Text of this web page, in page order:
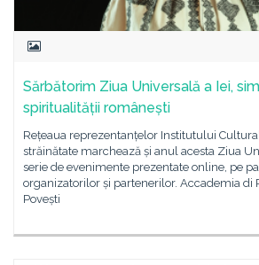
Sărbătorim Ziua Universală a Iei,
spiritualității românești
Rețeaua reprezentanțelor Institutului
străinătate marchează și anul acesta Ziua
serie de evenimente prezentate online, pe
organizatorilor și partenerilor. Accademia di
Povești